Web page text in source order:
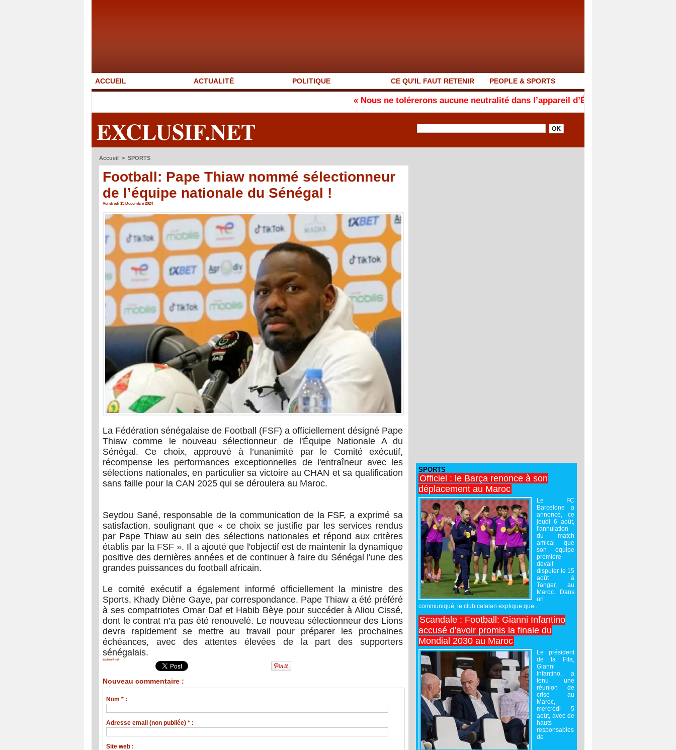
ACCUEIL ACTUALITÉ POLITIQUE CE QU'IL FAUT RETENIR PEOPLE & SPORTS
« Nous ne tolérerons aucune neutralité dans l’appareil d’État. Ceux qui ne sont pas avec
EXCLUSIF.NET
Accueil > SPORTS
Football: Pape Thiaw nommé sélectionneur
de l’équipe nationale du Sénégal !
Vendredi 13 Décembre 2024
La Fédération sénégalaise de Football (FSF) a officiellement désigné Pape
Thiaw comme le nouveau sélectionneur de l'Équipe Nationale A du
Sénégal. Ce choix, approuvé à l’unanimité par le Comité exécutif,
récompense les performances exceptionnelles de l'entraîneur avec les
sélections nationales, en particulier sa victoire au CHAN et sa qualification
sans faille pour la CAN 2025 qui se déroulera au Maroc.
Seydou Sané, responsable de la communication de la FSF, a exprimé sa
satisfaction, soulignant que « ce choix se justifie par les services rendus
par Pape Thiaw au sein des sélections nationales et répond aux critères
établis par la FSF ». Il a ajouté que l'objectif est de maintenir la dynamique
positive des dernières années et de continuer à faire du Sénégal l'une des
grandes puissances du football africain.
Le comité exécutif a également informé officiellement la ministre des
Sports, Khady Diène Gaye, par correspondance. Pape Thiaw a été préféré
à ses compatriotes Omar Daf et Habib Bèye pour succéder à Aliou Cissé,
dont le contrat n’a pas été renouvelé. Le nouveau sélectionneur des Lions
devra rapidement se mettre au travail pour préparer les prochaines
échéances, avec des attentes élevées de la part des supporters
sénégalais.
exclusif net
Nouveau commentaire :
Nom * :
Adresse email (non publiée) * :
Site web :
SPORTS
Officiel : le Barça renonce à son
déplacement au Maroc
Le FC
Barcelone a
annoncé, ce
jeudi 6 août,
l'annulation
du match
amical que
son équipe
première
devait
disputer le 15
août à
Tanger, au
Maroc. Dans
un
communiqué, le club catalan explique que...
Scandale : Football: Gianni Infantino
accusé d'avoir promis la finale du
Mondial 2030 au Maroc
Le président
de la Fifa,
Gianni
Infantino, a
tenu une
réunion de
crise au
Maroc,
mercredi 5
août, avec de
hauts
responsables
de